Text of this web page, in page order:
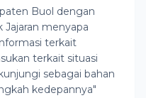
Buol dengan
menyapa
terkait
terkait situasi
sebagai bahan
kedepannya"